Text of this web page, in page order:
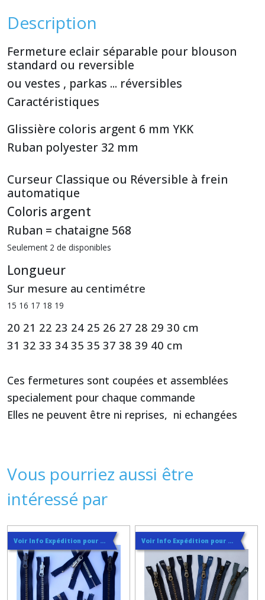
Description
Fermeture eclair séparable pour blouson
standard ou reversible
ou vestes , parkas ... réversibles
Caractéristiques
Glissière coloris argent 6 mm YKK
Ruban polyester 32 mm
Curseur Classique ou Réversible à frein
automatique
Coloris argent
Ruban = chataigne 568
Seulement 2 de disponibles
Longueur
Sur mesure au centimétre
15 16 17 18 19
20 21 22 23 24 25 26 27 28 29 30 cm
31 32 33 34 35 35 37 38 39 40 cm
Ces fermetures sont coupées et assemblées
specialement pour chaque commande
Elles ne peuvent être ni reprises, ni echangées
Vous pourriez aussi être
intéressé par
Voir Info Expédition pour Régler les Frais de Port au Meilleur Prix , En haut d'ecran à Droite Voir Info Expédition pour Régler les Frais de Port au Meilleur Prix , En haut d'ecran à Droite